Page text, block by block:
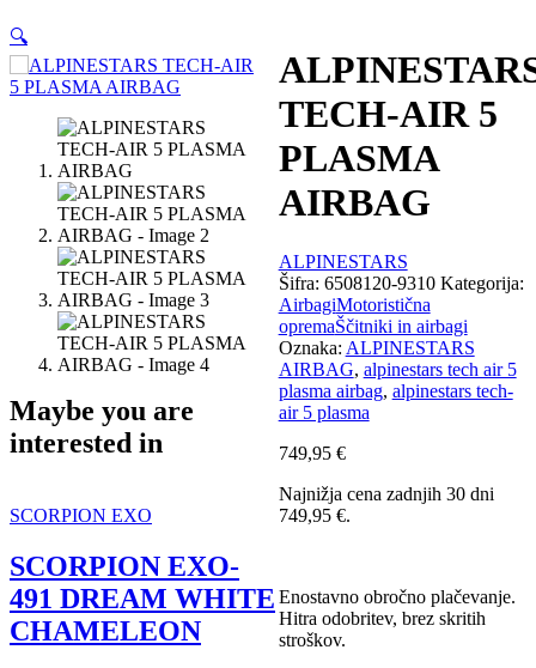
🔍
TECH-AIR 5
PLASMA
AIRBAG
ALPINESTARS
Šifra: 6508120-9310 Kategorija:
AirbagiMotoristična
opremaŠčitniki in airbagi
Oznaka: ALPINESTARS
AIRBAG, alpinestars tech air 5
plasma airbag, alpinestars tech-
air 5 plasma
749,95 €
Najnižja cena zadnjih 30 dni
749,95 €.
Enostavno obročno plačevanje.
Hitra odobritev, brez skritih
stroškov.
Maybe you are
interested in
SCORPION EXO
SCORPION EXO-
491 DREAM WHITE
CHAMELEON